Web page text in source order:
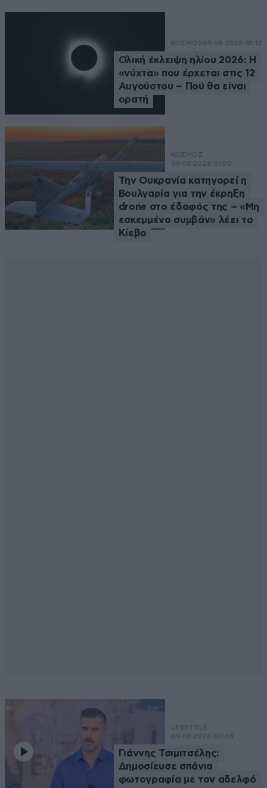
ΚΟΣΜΟΣ09·08·2026 01:12
Ολική έκλειψη ηλίου 2026: Η
«νύχτα» που έρχεται στις 12
Αυγούστου – Πού θα είναι
ορατή
ΚΟΣΜΟΣ
09·08·2026 01:00
Την Ουκρανία κατηγορεί η
Βουλγαρία για την έκρηξη
drone στο έδαφός της – «Μη
εσκεμμένο συμβάν» λέει το
Κίεβο
LIFESTYLE
09·08·2026 00:48
Γιάννης Τσιμιτσέλης:
Δημοσίευσε σπάνια
φωτογραφία με τον αδελφό